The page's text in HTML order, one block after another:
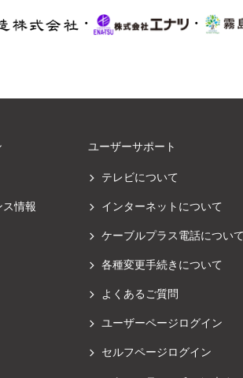
・
・
ス情報
ユーザーサポート
テレビについて
インターネットについて
ケーブルプラス電話について
各種変更手続きについて
よくあるご質問
ユーザーページログイン
セルフページログイン